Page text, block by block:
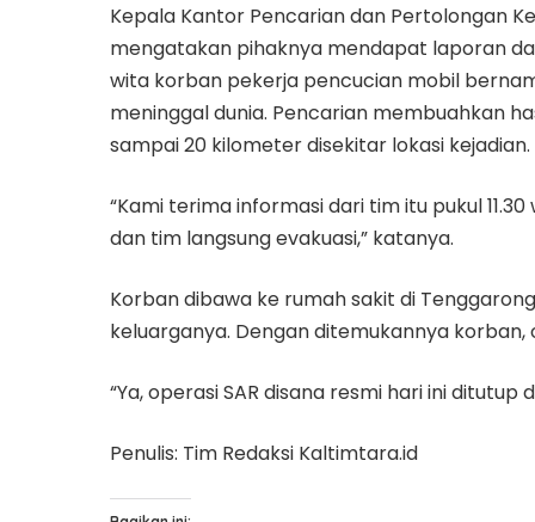
Kepala Kantor Pencarian dan Pertolongan
mengatakan pihaknya mendapat laporan
wita korban pekerja pencucian mobil
meninggal dunia. Pencarian membuahkan
sampai 20 kilometer disekitar lokasi kejadian.
“Kami terima informasi dari tim itu pukul
dan tim langsung evakuasi,” katanya.
Korban dibawa ke rumah sakit di
keluarganya. Dengan ditemukannya korban,
“Ya, operasi SAR disana resmi hari ini
Penulis: Tim Redaksi Kaltimtara.id